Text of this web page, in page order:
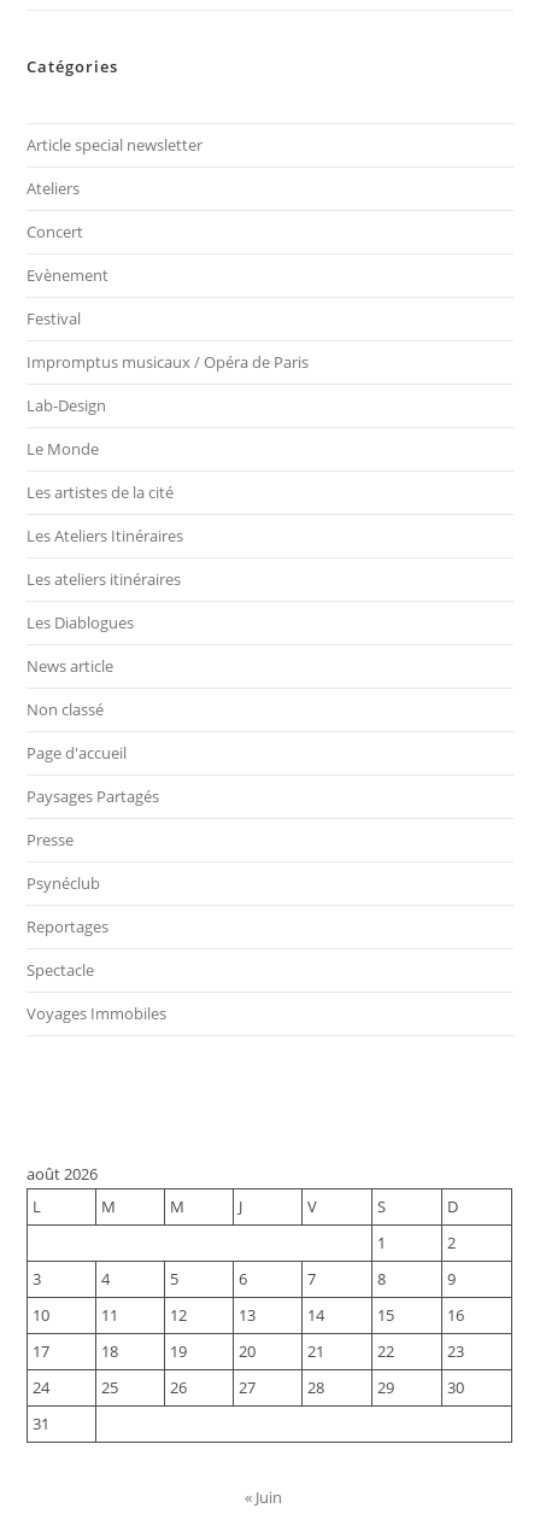
Catégories
Article special newsletter
Ateliers
Concert
Evènement
Festival
Impromptus musicaux / Opéra de Paris
Lab-Design
Le Monde
Les artistes de la cité
Les Ateliers Itinéraires
Les ateliers itinéraires
Les Diablogues
News article
Non classé
Page d'accueil
Paysages Partagés
Presse
Psynéclub
Reportages
Spectacle
Voyages Immobiles
août 2026
L
M M J V S
D
1
2
3
4 5 6 7 8
9
10
11 12 13 14 15
16
17
18 19 20 21 22
23
24
25 26 27 28 29
30
31
« Juin